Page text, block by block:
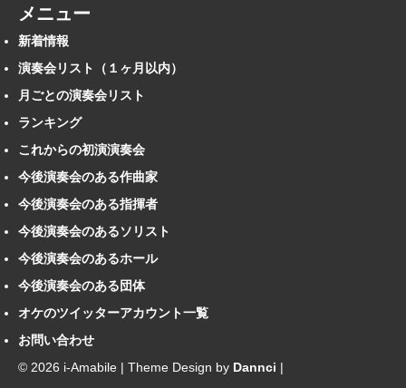
メニュー
新着情報
演奏会リスト（１ヶ月以内）
月ごとの演奏会リスト
ランキング
これからの初演演奏会
今後演奏会のある作曲家
今後演奏会のある指揮者
今後演奏会のあるソリスト
今後演奏会のあるホール
今後演奏会のある団体
オケのツイッターアカウント一覧
お問い合わせ
© 2026 i-Amabile | Theme Design by Dannci |